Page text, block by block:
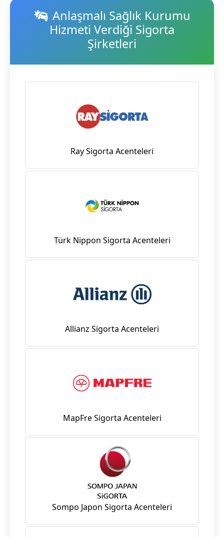
Anlaşmalı Sağlık Kurumu
Hizmeti Verdiği Sigorta
Şirketleri
Ray Sigorta Acenteleri
Türk Nippon Sigorta Acenteleri
Allianz Sigorta Acenteleri
MapFre Sigorta Acenteleri
Sompo Japon Sigorta Acenteleri